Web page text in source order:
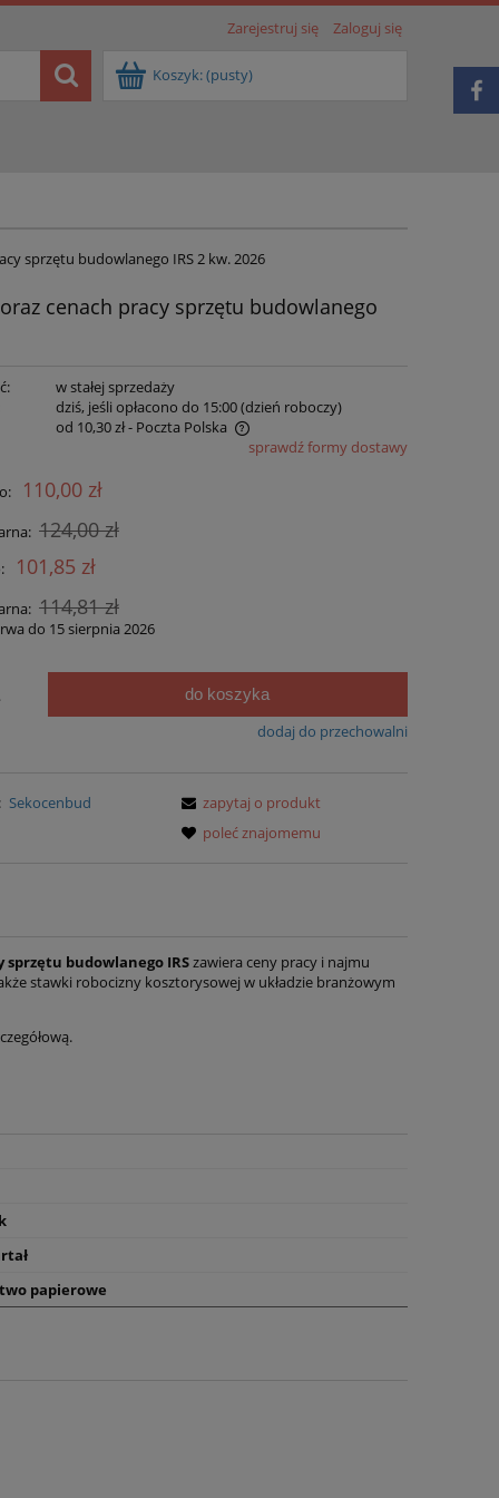
Zarejestruj się Zaloguj się
Koszyk:(pusty)
sprzętu budowlanego IRS 2 kw. 2026
cenach pracy sprzętu budowlanego
w stałej sprzedaży
dziś, jeśli opłacono do 15:00 (dzień roboczy)
od 10,30 zł- Poczta Polska
sprawdź formy dostawy
110,00 zł
124,00 zł
101,85 zł
114,81 zł
do 15 sierpnia 2026
do koszyka
dodaj do przechowalni
Sekocenbud
zapytaj o produkt
poleć znajomemu
budowlanego IRSzawiera ceny pracy i najmu
stawki robocizny kosztorysowej w układzie branżowym
papierowe